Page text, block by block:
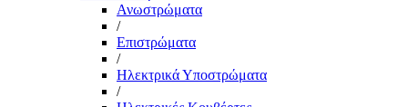
Ανωστρώματα
/
Επιστρώματα
/
Ηλεκτρικά Υποστρώματα
/